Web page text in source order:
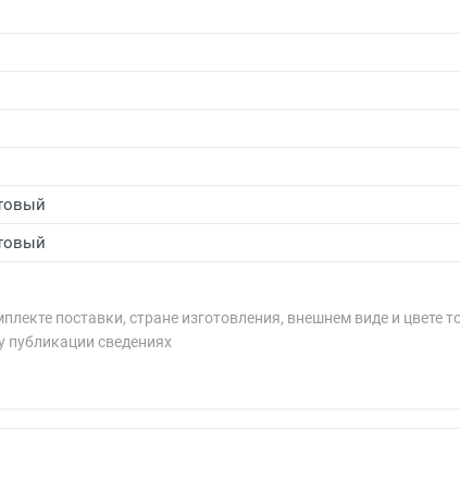
поставки, стране изготовления, внешнем виде и цвете
публикации сведениях